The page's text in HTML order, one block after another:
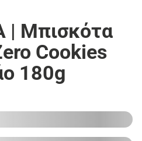
| Μπισκότα
Cookies
180g